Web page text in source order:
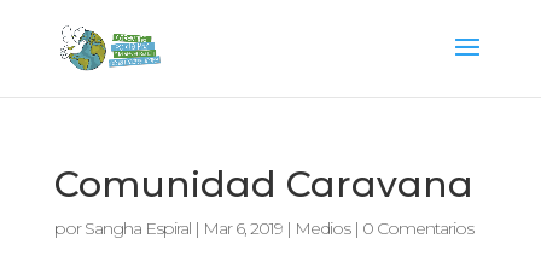
Comunidad Caravana
porSangha Espiral| Mar 6, 2019| Medios| 0 Comentarios